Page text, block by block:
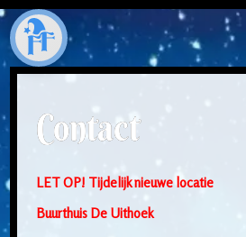
Contact
LET OP! Tijdelijk nieuwe locatie
Buurthuis De Uithoek